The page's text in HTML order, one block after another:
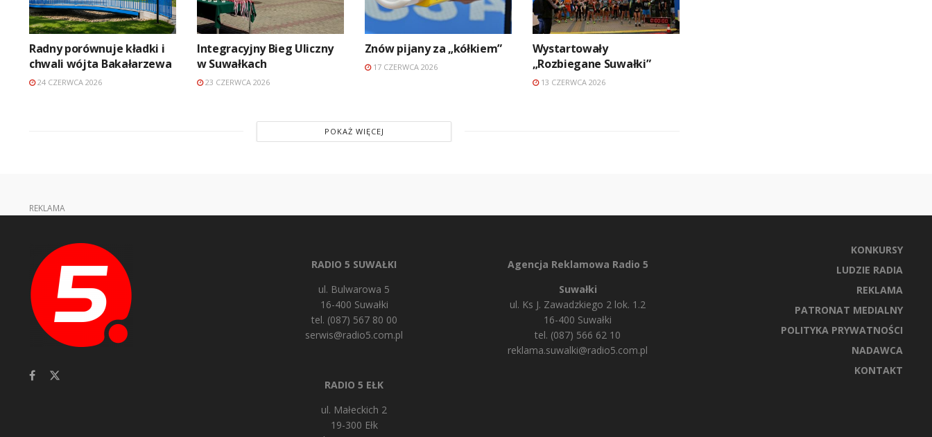
Radny porównuje kładki i
chwali wójta Bakałarzewa
24 CZERWCA 2026
Integracyjny Bieg Uliczny
w Suwałkach
23 CZERWCA 2026
Znów pijany za „kółkiem”
17 CZERWCA 2026
Wystartowały
„Rozbiegane Suwałki”
13 CZERWCA 2026
POKAŻ WIĘCEJ
REKLAMA
RADIO 5 SUWAŁKI
ul. Bulwarowa 5
16-400 Suwałki
tel. (087) 567 80 00
serwis@radio5.com.pl
RADIO 5 EŁK
ul. Małeckich 2
19-300 Ełk
Agencja Reklamowa Radio 5
Suwałki
ul. Ks J. Zawadzkiego 2 lok. 1.2
16-400 Suwałki
tel. (087) 566 62 10
reklama.suwalki@radio5.com.pl
KONKURSY
LUDZIE RADIA
REKLAMA
PATRONAT MEDIALNY
POLITYKA PRYWATNOŚCI
NADAWCA
KONTAKT